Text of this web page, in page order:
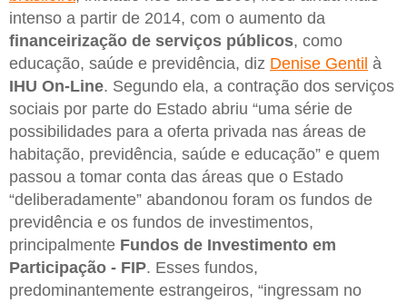
intenso a partir de 2014, com o aumento da
financeirização de serviços públicos, como
educação, saúde e previdência, diz Denise Gentil à
IHU On-Line. Segundo ela, a contração dos serviços
sociais por parte do Estado abriu “uma série de
possibilidades para a oferta privada nas áreas de
habitação, previdência, saúde e educação” e quem
passou a tomar conta das áreas que o Estado
“deliberadamente” abandonou foram os fundos de
previdência e os fundos de investimentos,
principalmente Fundos de Investimento em
Participação - FIP. Esses fundos,
predominantemente estrangeiros, “ingressam no